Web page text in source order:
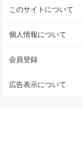
このサイトについて
個人情報について
会員登録
広告表示について